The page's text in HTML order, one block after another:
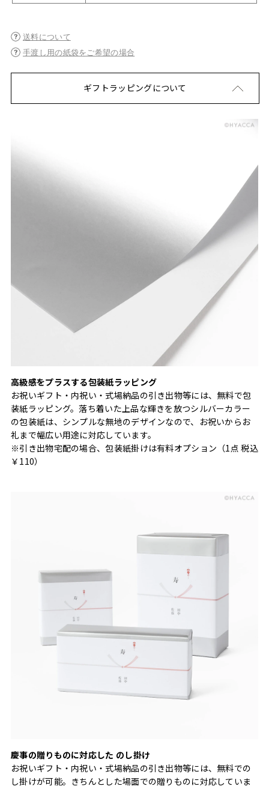
送料について
手渡し用の紙袋をご希望の場合
ギフトラッピングについて
高級感をプラスする包装紙ラッピング
お祝いギフト・内祝い・式場納品の引き出物等には、無料で包
装紙ラッピング。落ち着いた上品な輝きを放つシルバーカラー
の包装紙は、シンプルな無地のデザインなので、お祝いからお
礼まで幅広い用途に対応しています。
※引き出物宅配の場合、包装紙掛けは有料オプション（1点 税込
￥110）
慶事の贈りものに対応した のし掛け
お祝いギフト・内祝い・式場納品の引き出物等には、無料での
し掛けが可能。きちんとした場面での贈りものに対応していま